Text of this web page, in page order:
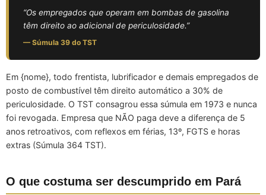
“Os empregados que operam em bombas de gasolina
têm direito ao adicional de periculosidade.”
— Súmula 39 do TST
Em {nome}, todo frentista, lubrificador e demais empregados de
posto de combustível têm direito automático a 30% de
periculosidade. O TST consagrou essa súmula em 1973 e nunca
foi revogada. Empresa que NÃO paga deve a diferença de 5
anos retroativos, com reflexos em férias, 13º, FGTS e horas
extras (Súmula 364 TST).
O que costuma ser descumprido em Pará